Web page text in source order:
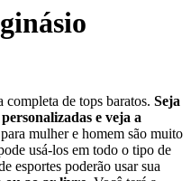
de tops baratos. Seja
e veja a
mulher e homem são muito
usá-los em todo o tipo de
esportes poderão usar sua